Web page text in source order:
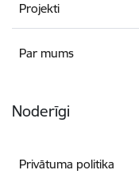
Projekti
Par mums
Noderīgi
Privātuma politika